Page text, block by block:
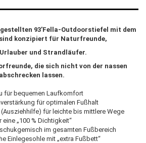
93’Fella-Outdoorstiefel mit dem
konzipiert für Naturfreunde,
und Strandläufer.
die sich nicht von der nassen
lassen.
für bequemen Laufkomfort
für optimalen Fußhalt
für leichte bis mittlere Wege
„100 % Dichtigkeit“
im gesamten Fußbereich
Einlegesohle mit „extra Fußbett“